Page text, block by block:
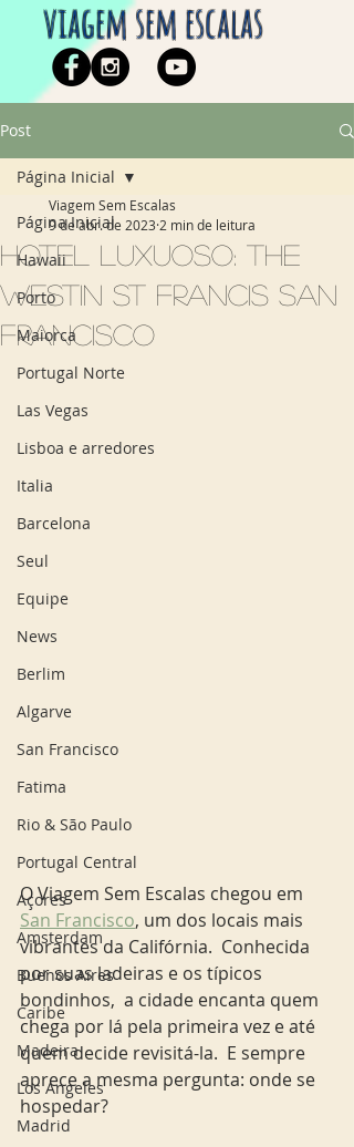
viagem sem escalas
Post
Página Inicial
Hawaii
Porto
Maiorca
Portugal Norte
Las Vegas
Lisboa e arredores
Italia
Barcelona
Seul
Equipe
News
Berlim
Algarve
San Francisco
Fatima
Rio & São Paulo
Portugal Central
Açores
Amsterdam
Buenos Aires
Caribe
Madeira
Los Angeles
Madrid
Página Inicial
Hotel luxuoso: The
Westin St Francis San
Francisco
Viagem Sem Escalas
9 de abr. de 2023 2 min de leitura
O Viagem Sem Escalas chegou em
San Francisco, um dos locais mais
vibrantes da Califórnia.  Conhecida
por suas ladeiras e os típicos
bondinhos,  a cidade encanta quem
chega por lá pela primeira vez e até
quem decide revisitá-la.  E sempre
aprece a mesma pergunta: onde se
hospedar?